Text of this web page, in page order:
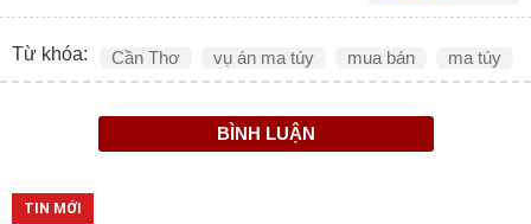
Từ khóa: Cần Thơ vụ án ma túy mua bán ma túy
BÌNH LUẬN
TIN MỚI